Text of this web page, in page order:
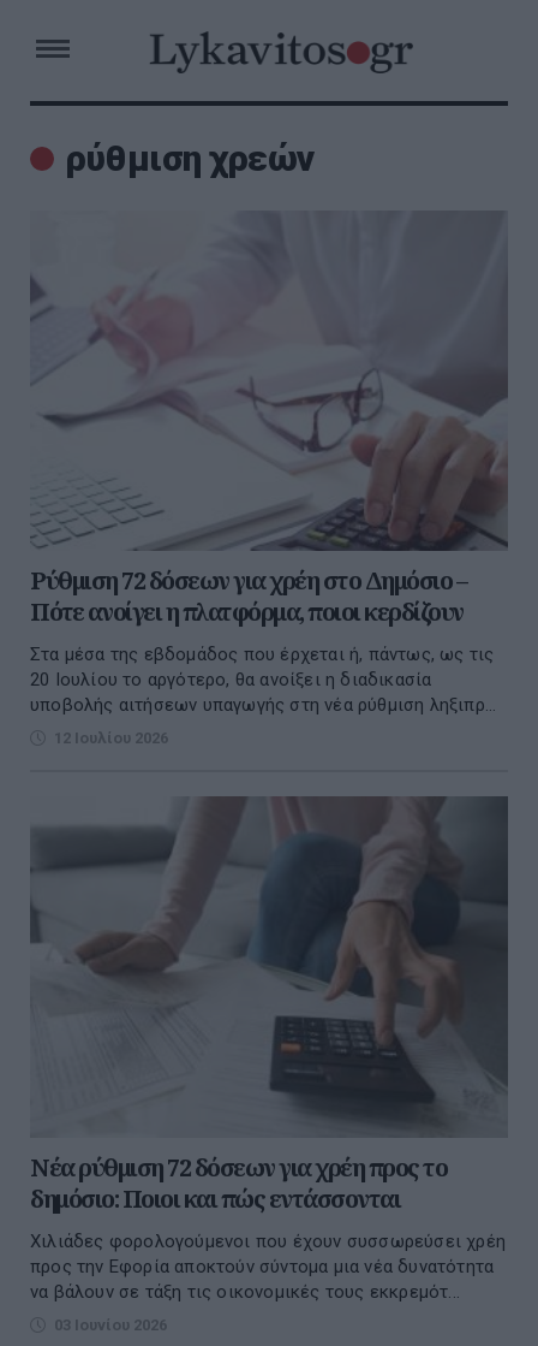
ρύθμιση χρεών
Ρύθμιση 72 δόσεων για χρέη στο Δημόσιο –
Πότε ανοίγει η πλατφόρμα, ποιοι κερδίζουν
Στα μέσα της εβδομάδος που έρχεται ή, πάντως, ως τις
20 Ιουλίου το αργότερο, θα ανοίξει η διαδικασία
υποβολής αιτήσεων υπαγωγής στη νέα ρύθμιση ληξιπρ...
12 Ιουλίου 2026
Νέα ρύθμιση 72 δόσεων για χρέη προς το
δημόσιο: Ποιοι και πώς εντάσσονται
Χιλιάδες φορολογούμενοι που έχουν συσσωρεύσει χρέη
προς την Εφορία αποκτούν σύντομα μια νέα δυνατότητα
να βάλουν σε τάξη τις οικονομικές τους εκκρεμότ...
03 Ιουνίου 2026